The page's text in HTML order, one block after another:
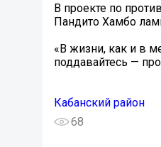
В проекте по
Пандито Хамбо
«В жизни, как и в
поддавайтесь —
Кабанский район
68